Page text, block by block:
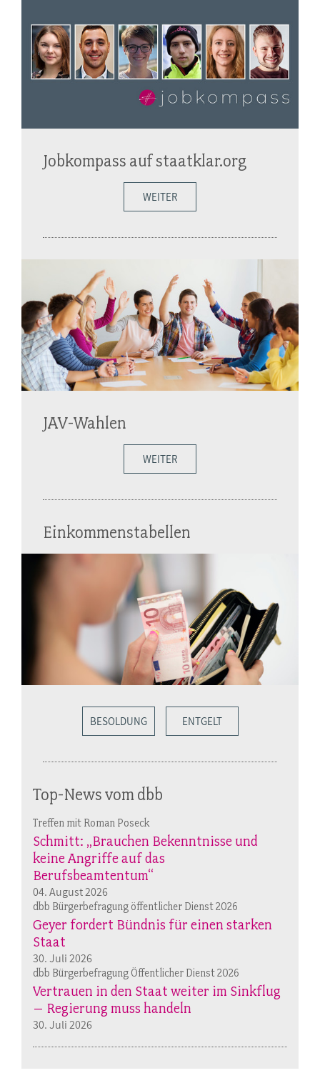
Jobkompass auf staatklar.org
WEITER
JAV-Wahlen
WEITER
Einkommenstabellen
BESOLDUNG ENTGELT
Top-News vom dbb
Treffen mit Roman Poseck
Schmitt: „Brauchen Bekenntnisse und
keine Angriffe auf das
Berufsbeamtentum“
04. August 2026
dbb Bürgerbefragung öffentlicher Dienst 2026
Geyer fordert Bündnis für einen starken
Staat
30. Juli 2026
dbb Bürgerbefragung Öffentlicher Dienst 2026
Vertrauen in den Staat weiter im Sinkflug
– Regierung muss handeln
30. Juli 2026